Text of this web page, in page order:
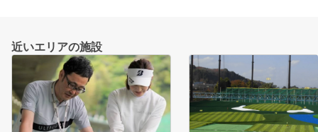
近いエリアの施設